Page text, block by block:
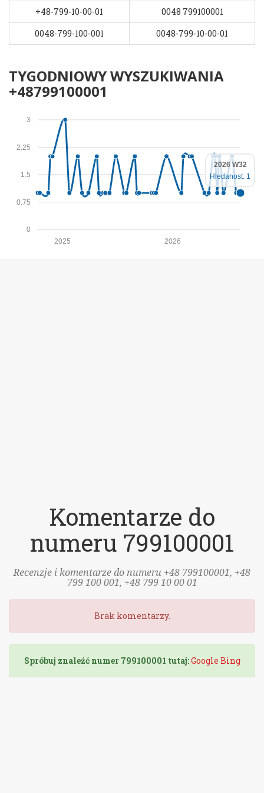
+48-799-10-00-01
0048 799100001
0048-799-100-001
0048-799-10-00-01
TYGODNIOWY WYSZUKIWANIA
+48799100001
0
0.75
1.5
2.25
3
2026
2025
2026 W32
Hledanost: 1
Komentarze do
numeru 799100001
Recenzje i komentarze do numeru +48 799100001, +48
799 100 001, +48 799 10 00 01
Brak komentarzy.
Spróbuj znaleźć numer 799100001 tutaj:Google Bing